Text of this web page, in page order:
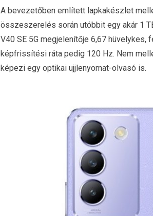
A bevezetőben említett lapkakészlet
összeszerelés során utóbbit egy akár 1
V40 SE 5G megjelenítője 6,67
képfrissítési ráta pedig 120 Hz. Nem
képezi egy optikai ujjlenyomat-olvasó is.